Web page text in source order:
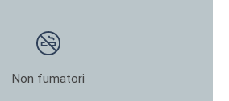
Non fumatori